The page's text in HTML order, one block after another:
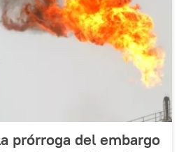
prórroga del embargo